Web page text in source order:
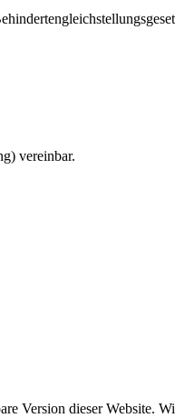
vereinbar.
Version dieser Website.